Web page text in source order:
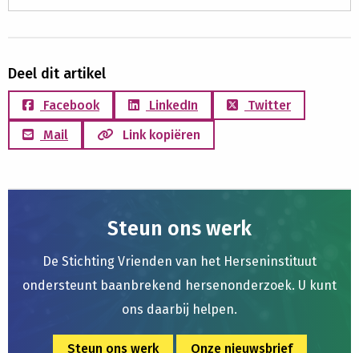
Deel dit artikel
Facebook LinkedIn
Twitter
Mail
Link kopiëren
Steun ons werk
De Stichting Vrienden van het Herseninstituut
ondersteunt baanbrekend hersenonderzoek. U kunt
ons daarbij helpen.
Steun ons werk Onze nieuwsbrief